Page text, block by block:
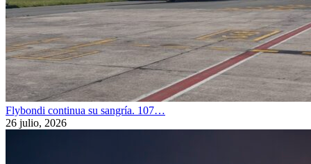
Flybondi continua su sangría. 107…
26 julio, 2026